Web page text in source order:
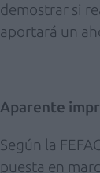
demostrar si
aportará un
Aparente
Según la
puesta en